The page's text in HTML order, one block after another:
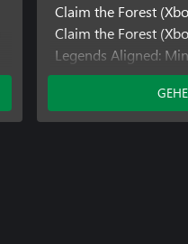
Claim the Forest
Claim the Forest
Legends Aligned:
Legends Aligned:
Legends Aligned: